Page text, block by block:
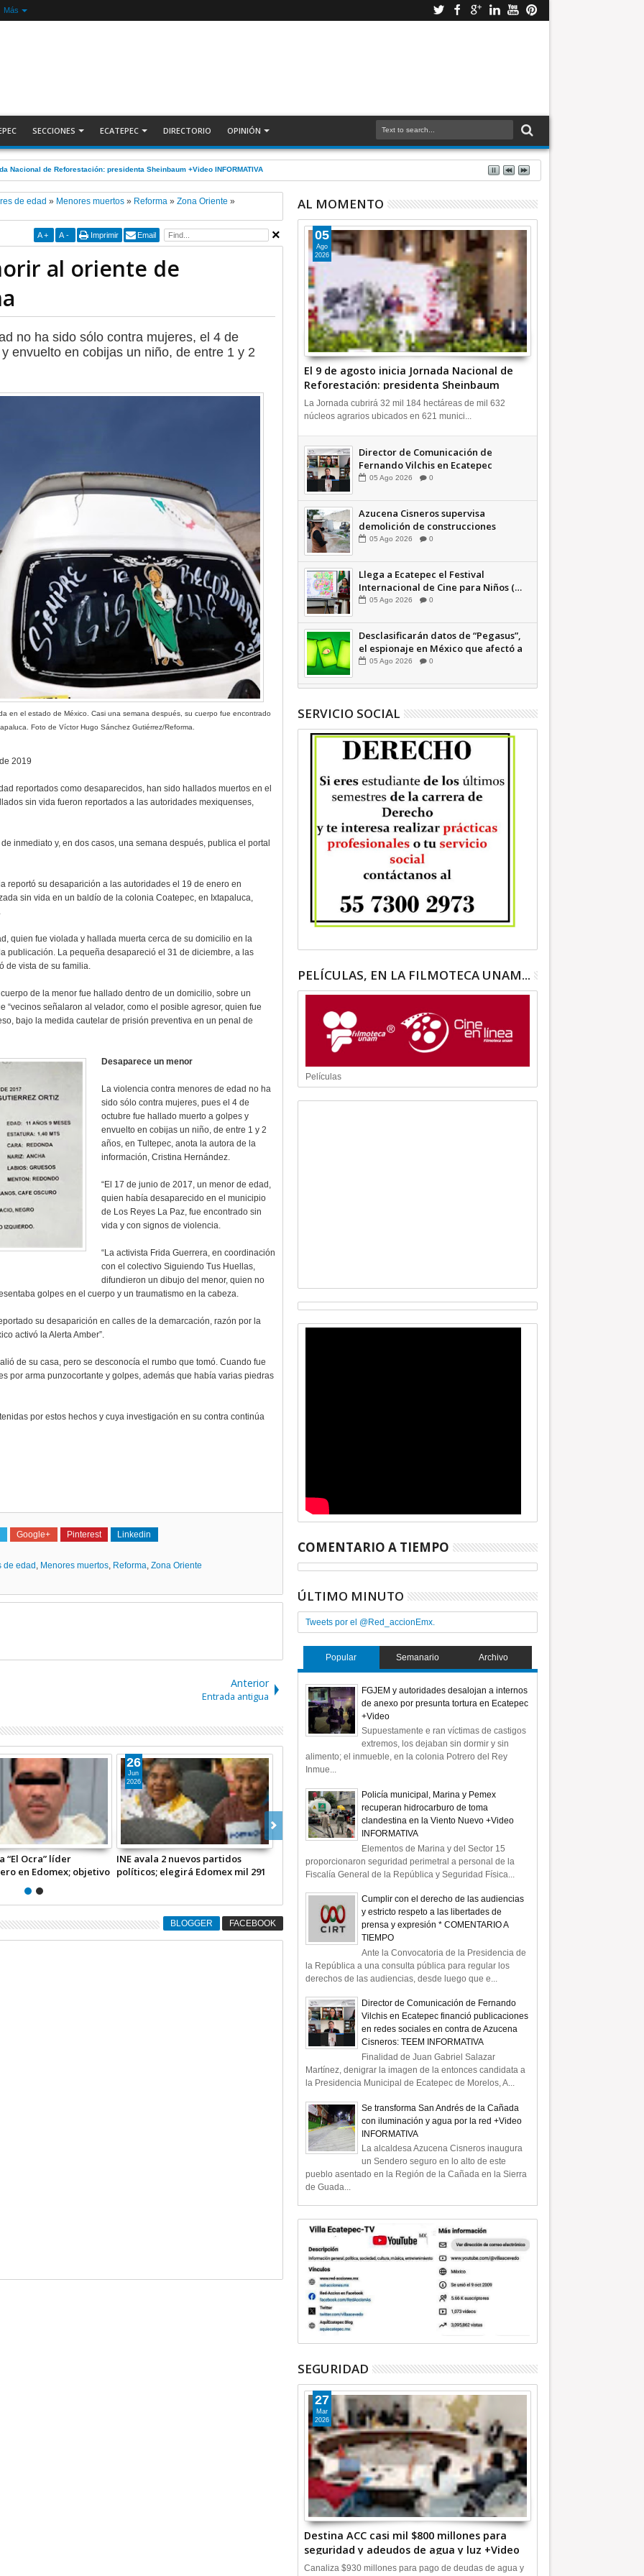
Más
SECCIONES ECATEPEC DIRECTORIO OPINIÓN
Nacional de Reforestación: presidenta Sheinbaum +Video INFORMATIVA
de edad » Menores muertos» Reforma» Zona Oriente »
A + A - Imprimir Email
al oriente de
no ha sido sólo contra mujeres, el 4 de
envuelto en cobijas un niño, de entre 1 y 2
en el estado de México. Casi una semana después, su cuerpo fue encontrado
Foto de Víctor Hugo Sánchez Gutiérrez/Reforma.
2019
reportados como desaparecidos, han sido hallados muertos en el
sin vida fueron reportados a las autoridades mexiquenses,
inmediato y, en dos casos, una semana después, publica el portal
reportó su desaparición a las autoridades el 19 de enero en
sin vida en un baldío de la colonia Coatepec, en Ixtapaluca,
quien fue violada y hallada muerta cerca de su domicilio en la
publicación. La pequeña desapareció el 31 de diciembre, a las
de vista de su familia.
de la menor fue hallado dentro de un domicilio, sobre un
“vecinos señalaron al velador, como el posible agresor, quien fue
bajo la medida cautelar de prisión preventiva en un penal de
Desaparece un menor
La violencia contra menores de edad no ha
sido sólo contra mujeres, pues el 4 de
octubre fue hallado muerto a golpes y
envuelto en cobijas un niño, de entre 1 y 2
años, en Tultepec, anota la autora de la
información, Cristina Hernández.
“El 17 de junio de 2017, un menor de edad,
quien había desaparecido en el municipio
de Los Reyes La Paz, fue encontrado sin
vida y con signos de violencia.
“La activista Frida Guerrera, en coordinación
con el colectivo Siguiendo Tus Huellas,
difundieron un dibujo del menor, quien no
golpes en el cuerpo y un traumatismo en la cabeza.
su desaparición en calles de la demarcación, razón por la
activó la Alerta Amber”.
de su casa, pero se desconocía el rumbo que tomó. Cuando fue
por arma punzocortante y golpes, además que había varias piedras
por estos hechos y cuya investigación en su contra continúa
Google+ Pinterest Linkedin
de edad , Menores muertos, Reforma, Zona Oriente
Anterior
Entrada antigua
“coahuilazo” en Edomex;
en la gobernadora
de territorio: Luzma
Suspende clases Edomex este
jueves 11 por inauguración del
09
Jun
2026
BLOGGER FACEBOOK
AL MOMENTO
El 9 de agosto inicia Jornada Nacional de
Reforestación: presidenta Sheinbaum
+Video INFORMATIVA
05
Ago
2026
La Jornada cubrirá 32 mil 184 hectáreas de mil 632
núcleos agrarios ubicados en 621 munici...
Director de Comunicación de
Fernando Vilchis en Ecatepec
financió publicaciones en redes
Cisneros: TEEM INFORMATIVA
05 Ago 2026 0
Azucena Cisneros supervisa
demolición de construcciones
ilegales en zona federal
05 Ago 2026 0
Llega a Ecatepec el Festival
Internacional de Cine para Niños (…
y no tan Niños) +Video INFORMATIVA
05 Ago 2026 0
Desclasificarán datos de “Pegasus”,
el espionaje en México que afectó a
cientos de periodistas *
05 Ago 2026 0
SERVICIO SOCIAL
PELÍCULAS, EN LA FILMOTECA UNAM...
Películas
COMENTARIO A TIEMPO
ÚLTIMO MINUTO
Tweets por el @Red_accionEmx.
Popular Semanario Archivo
FGJEM y autoridades desalojan a internos
de anexo por presunta tortura en Ecatepec
+Video
Supuestamente e ran víctimas de castigos
extremos, los dejaban sin dormir y sin
alimento; el inmueble, en la colonia Potrero del Rey
Inmue...
Policía municipal, Marina y Pemex
recuperan hidrocarburo de toma
clandestina en la Viento Nuevo +Video
INFORMATIVA
Elementos de Marina y del Sector 15
proporcionaron seguridad perimetral a personal de la
Fiscalía General de la República y Seguridad Física...
Cumplir con el derecho de las audiencias
y estricto respeto a las libertades de
prensa y expresión * COMENTARIO A
TIEMPO
Ante la Convocatoria de la Presidencia de
la República a una consulta pública para regular los
derechos de las audiencias, desde luego que e...
Director de Comunicación de Fernando
Vilchis en Ecatepec financió publicaciones
en redes sociales en contra de Azucena
Cisneros: TEEM INFORMATIVA
Finalidad de Juan Gabriel Salazar
Martínez, denigrar la imagen de la entonces candidata a
la Presidencia Municipal de Ecatepec de Morelos, A...
Se transforma San Andrés de la Cañada
con iluminación y agua por la red +Video
INFORMATIVA
La alcaldesa Azucena Cisneros inaugura
un Sendero seguro en lo alto de este
pueblo asentado en la Región de la Cañada en la Sierra
de Guada...
SEGURIDAD
Destina ACC casi mil $800 millones para
seguridad y adeudos de agua y luz +Video
27
Mar
2026
Canaliza $930 millones para pago de deudas de agua y